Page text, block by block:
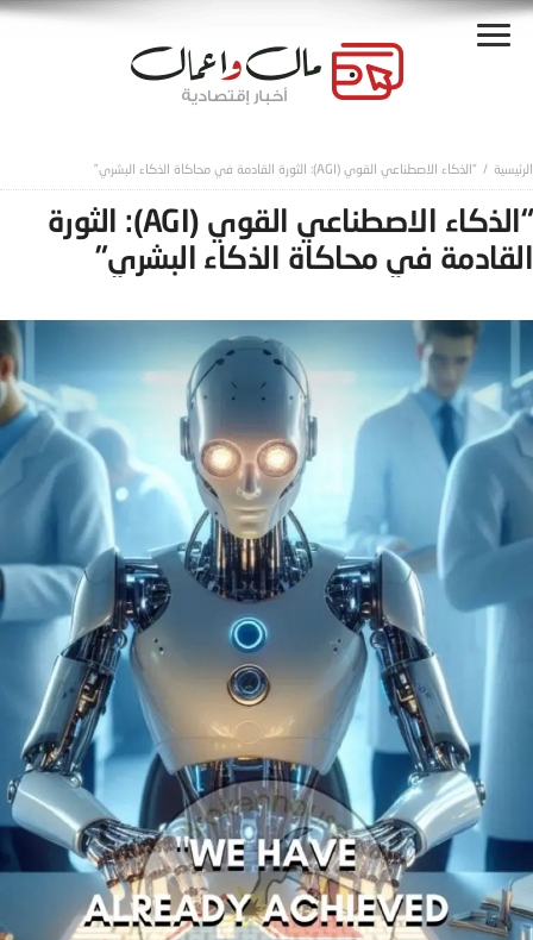
“الذكاء الاصطناعي القوي (AGI): الثورة القادمة في محاكاة الذكاء البشري”
“الذكاء الاصطناعي القوي (AGI): الثورة
القادمة في محاكاة الذكاء البشري”